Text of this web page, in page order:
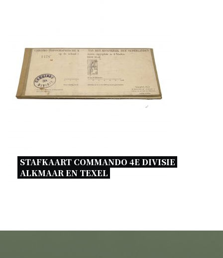
STAFKAART COMMANDO 4E DIVISIE
ALKMAAR EN TEXEL